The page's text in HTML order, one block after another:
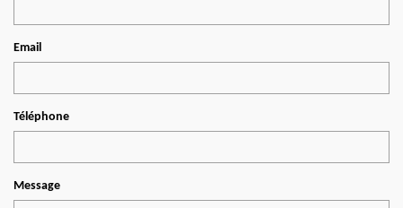
Email
Téléphone
Message